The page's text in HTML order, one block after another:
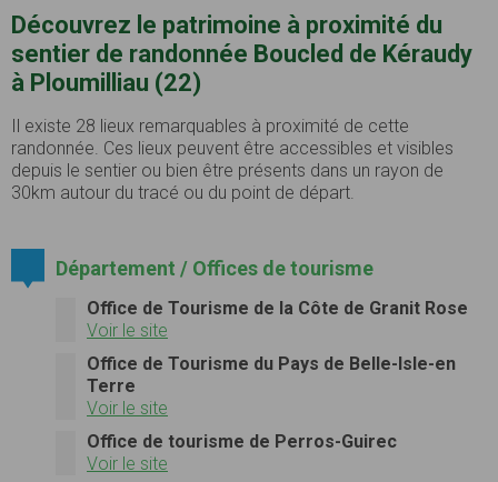
Découvrez le patrimoine à proximité du
sentier de randonnée Boucled de Kéraudy
à Ploumilliau (22)
Il existe 28 lieux remarquables à proximité de cette
randonnée. Ces lieux peuvent être accessibles et visibles
depuis le sentier ou bien être présents dans un rayon de
30km autour du tracé ou du point de départ.
Département / Offices de tourisme
Office de Tourisme de la Côte de Granit Rose
Voir le site
Office de Tourisme du Pays de Belle-Isle-en
Terre
Voir le site
Office de tourisme de Perros-Guirec
Voir le site